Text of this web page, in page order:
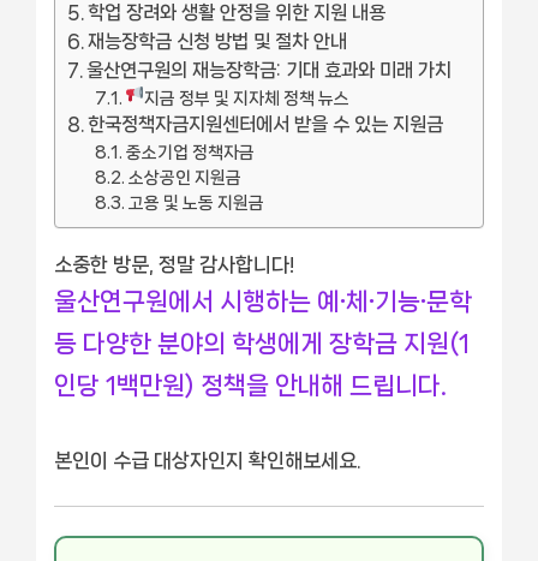
학업 장려와 생활 안정을 위한 지원 내용
재능장학금 신청 방법 및 절차 안내
울산연구원의 재능장학금: 기대 효과와 미래 가치
지금 정부 및 지자체 정책 뉴스
한국정책자금지원센터에서 받을 수 있는 지원금
중소기업 정책자금
소상공인 지원금
고용 및 노동 지원금
소중한 방문, 정말 감사합니다!
울산연구원에서 시행하는 예∙체∙기능∙문학
등 다양한 분야의 학생에게 장학금 지원(1
인당 1백만원) 정책을 안내해 드립니다.
본인이 수급 대상자인지 확인해보세요.